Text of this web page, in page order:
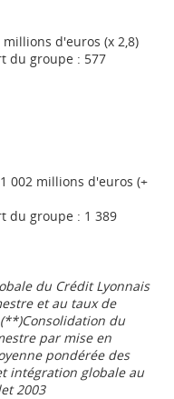
d'euros (x 2,8)
du groupe : 577
002 millions d'euros (+
du groupe : 1 389
du Crédit Lyonnais
et au taux de
du
par mise en
pondérée des
intégration globale au
2003